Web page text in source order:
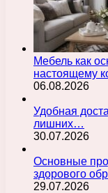
Мебель как
настоящему
06.08.2026
Удобная
лишних…
30.07.2026
Основные
здорового
29.07.2026